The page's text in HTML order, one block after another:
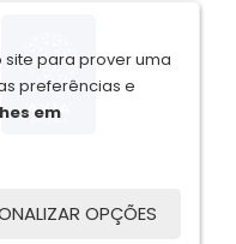
os direitos reservados.
para prover uma
preferências e
em
OPÇÕES